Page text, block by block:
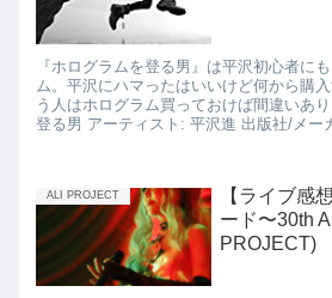
『ホログラムを登る男』は平沢初心者に
ム。平沢にハマったはいいけど何から購
う人はホログラム買っておけば間違いあ
登る男 アーティスト: 平沢進 出版社/メー
ALI PROJECT
【ライブ感
ード〜30th
PROJECT)